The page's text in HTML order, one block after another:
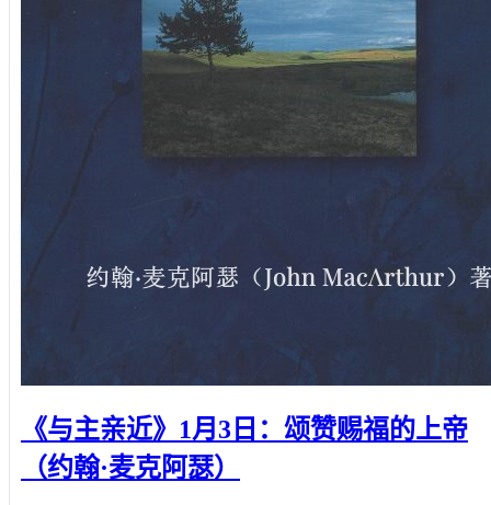
《与主亲近》1月3日：颂赞赐福的上帝
（约翰·麦克阿瑟）